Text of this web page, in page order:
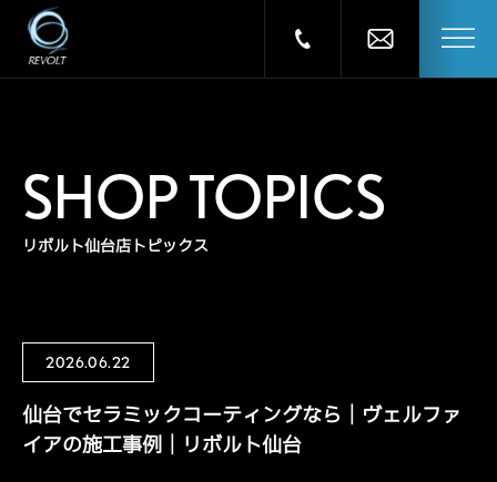
SHOP TOPICS
リボルト仙台店トピックス
2026.06.22
仙台でセラミックコーティングなら｜ヴェルファ
イアの施工事例｜リボルト仙台